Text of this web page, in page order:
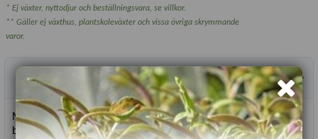
* Ej växter, nyttodjur och beställningsvara, se villkor.
** Gäller ej växthus, plantskoleväxter och vissa övriga skrymmande
varor.
Produktbeskrivning
Medeltidig sort. Kraftiga plantor, 45–60 cm höga. Frukterna
blir avlånga, söta och saftiga (6 cm x 17 cm), med 7–8 mm